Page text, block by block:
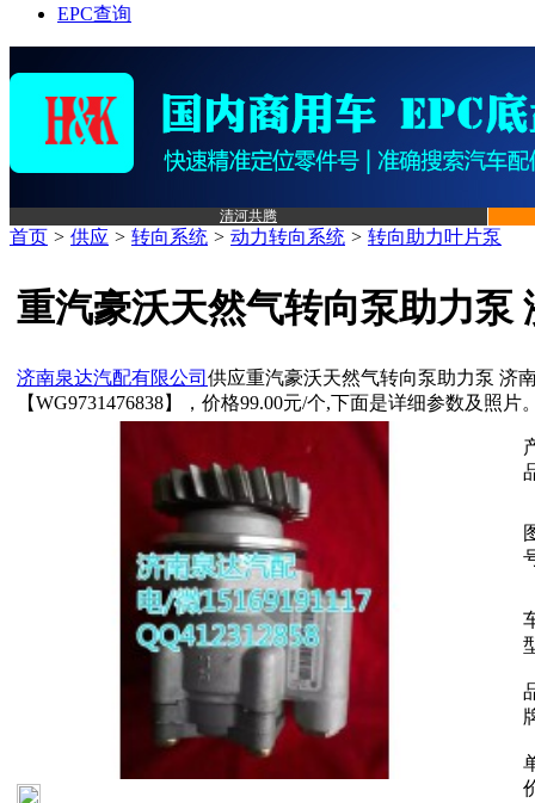
EPC查询
清河共腾
首页 > 供应 > 转向系统 > 动力转向系统 > 转向助力叶片泵
重汽豪沃天然气转向泵助力泵
济南泉达汽配有限公司 供应重汽豪沃天然气转向泵助力泵 济
【WG9731476838】，价格99.00元/个,下面是详细参数及照片